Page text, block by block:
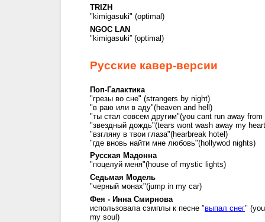
TRIZH
"kimigasuki" (optimal)
NGOC LAN
"kimigasuki” (optimal)
Русские кавер-версии
Поп-Галактика
"грезы во сне" (strangers by night)
"в раю или в аду"(heaven and hell)
"ты стал совсем другим"(you cant run away from
"звездный дождь"(tears wont wash away my
"взгляну в твои глаза"(hearbreak hotel)
"где вновь найти мне любовь"(hollywod nights)
Русская Мадонна
"поцелуй меня"(house of mystic lights)
Седьмая Модель
"черный монах"(jump in my car)
Фея - Инна Смирнова
использовала сэмплы к песне "выпал снег"
my soul)